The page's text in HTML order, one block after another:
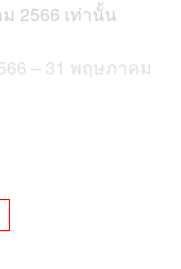
ม 2566 เท่านั้น
– 31 พฤษภาคม